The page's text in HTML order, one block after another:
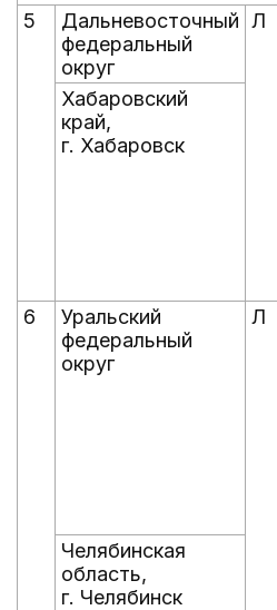
5
Дальневосточный
федеральный
округ
Л
Хабаровский
край,
г. Хабаровск
6
Уральский
федеральный
округ
Л
Челябинская
область,
г. Челябинск